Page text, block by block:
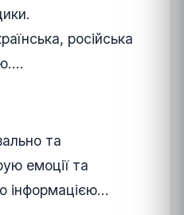
російська
та
емоції та
інформацією...